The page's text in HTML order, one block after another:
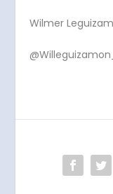
Wilmer
@Willeguizamon_